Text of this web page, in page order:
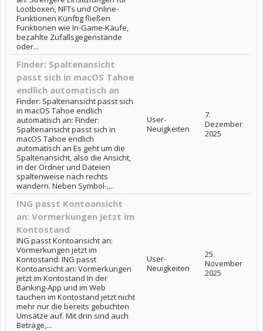
Lootboxen, NFTs und Online-
Funktionen Künftig fließen
Funktionen wie In-Game-Käufe,
bezahlte Zufallsgegenstände
oder...
Finder: Spaltenansicht
passt sich in macOS Tahoe
endlich automatisch an
Finder: Spaltenansicht passt sich
in macOS Tahoe endlich
automatisch an: Finder:
Spaltenansicht passt sich in
macOS Tahoe endlich
automatisch an Es geht um die
Spaltenansicht, also die Ansicht,
in der Ordner und Dateien
spaltenweise nach rechts
wandern. Neben Symbol-,...
User-
Neuigkeiten
7.
Dezember
2025
ING passt Kontoansicht
an: Vormerkungen jetzt im
Kontostand
ING passt Kontoansicht an:
Vormerkungen jetzt im
Kontostand: ING passt
Kontoansicht an: Vormerkungen
jetzt im Kontostand In der
Banking-App und im Web
tauchen im Kontostand jetzt nicht
mehr nur die bereits gebuchten
Umsätze auf. Mit drin sind auch
Beträge,...
User-
Neuigkeiten
25.
November
2025